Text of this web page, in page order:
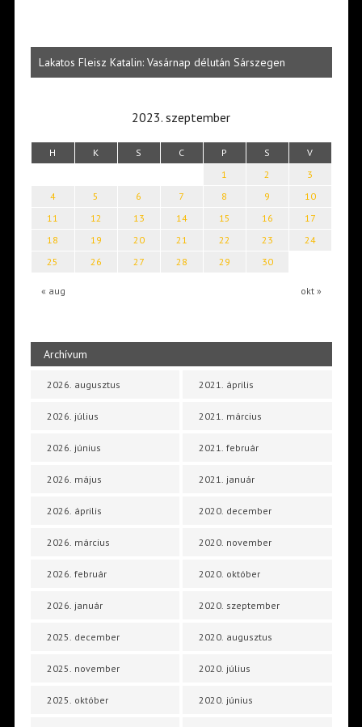
Lakatos Fleisz Katalin: Vasárnap délután Sárszegen
2023. szeptember
H K S C P S V
« aug okt »
1 2
3
4
5 6 7 8 9
10
11
12 13 14 15 16
17
18
19 20 21 22 23
24
25
26 27 28 29 30
Archívum
2026. augusztus
2026. július
2026. június
2026. május
2026. április
2026. március
2026. február
2026. január
2025. december
2025. november
2025. október
2021. április
2021. március
2021. február
2021. január
2020. december
2020. november
2020. október
2020. szeptember
2020. augusztus
2020. július
2020. június